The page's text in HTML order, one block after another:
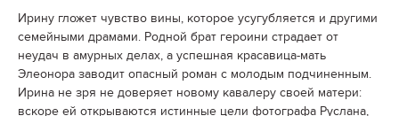
Ирину гложет чувство вины, которое усугубляется и другими
семейными драмами. Родной брат героини страдает от
неудач в амурных делах, а успешная красавица-мать
Элеонора заводит опасный роман с молодым подчиненным.
Ирина не зря не доверяет новому кавалеру своей матери:
вскоре ей открываются истинные цели фотографа Руслана,